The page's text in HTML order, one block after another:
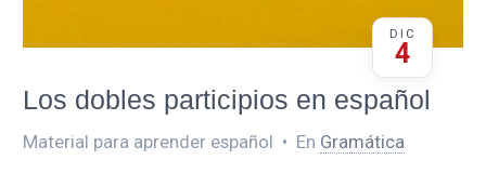
DIC
4
Los dobles participios en español
Material para aprender español • En Gramática